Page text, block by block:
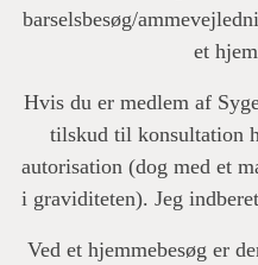
barselsbesøg/
et
Hvis du er medlem af
tilskud til konsultation
autorisation (dog med et
i graviditeten). Jeg
Ved et hjemmebesøg er